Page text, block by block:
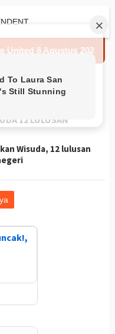
8 Agustus 2026
12 LULUSAN
Wisuda, 12 lulusan